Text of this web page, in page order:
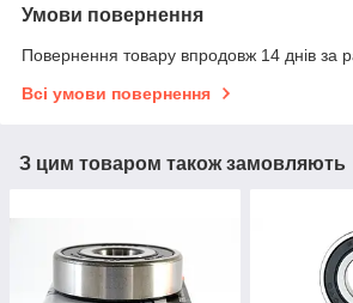
Умови повернення
Повернення товару впродовж 14 днів за
Всі умови повернення
З цим товаром також замовляють